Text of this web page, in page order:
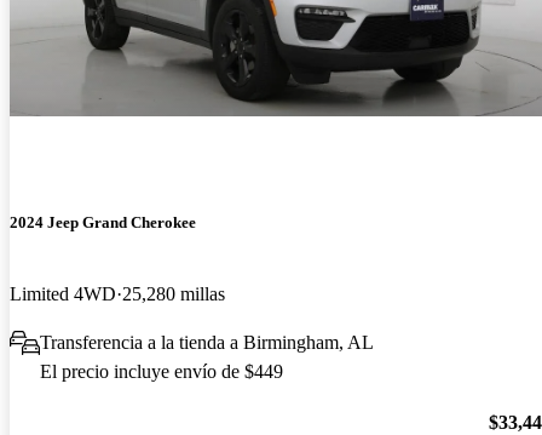
2024 Jeep Grand Cherokee
Limited 4WD 25,280 millas
Transferencia a la tienda a Birmingham, AL
El precio incluye envío de $449